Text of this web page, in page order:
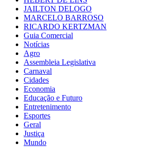
JAILTON DELOGO
MARCELO BARROSO
RICARDO KERTZMAN
Guia Comercial
Notícias
Agro
Assembleia Legislativa
Carnaval
Cidades
Economia
Educação e Futuro
Entretenimento
Esportes
Geral
Justiça
Mundo